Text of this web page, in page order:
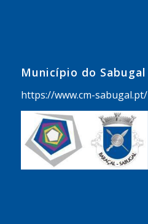
Município do Sabugal
https://www.cm-sabugal.pt/